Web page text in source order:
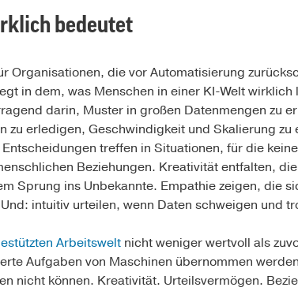
bedeutet
Organisationen, die vor Automatisierung
in dem, was Menschen in einer KI-Welt
darin, Muster in großen Datenmengen zu
zu erledigen, Geschwindigkeit und Skalierung
treffen in Situationen, für die
Beziehungen. Kreativität entfalten,
Sprung ins Unbekannte. Empathie zeigen, die
intuitiv urteilen, wenn Daten schweigen und
Arbeitswelt nicht weniger wertvoll als
Aufgaben von Maschinen übernommen
nicht können. Kreativität. Urteilsvermögen.